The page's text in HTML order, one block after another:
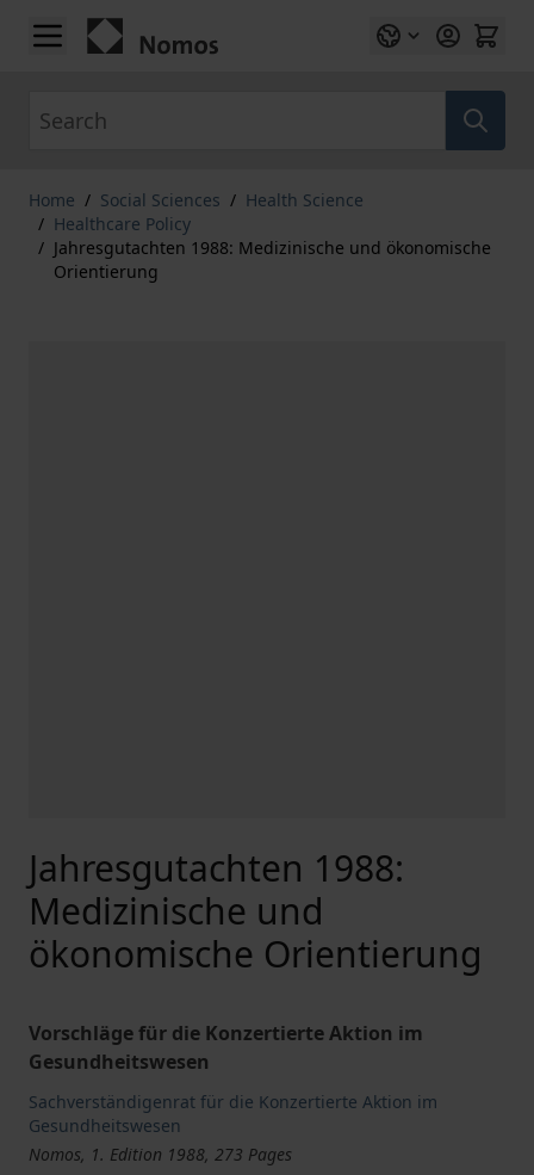
Skip to Content
Home / Social Sciences / Health Science
/ Healthcare Policy
/ Jahresgutachten 1988: Medizinische und ökonomische
Orientierung
Jahresgutachten 1988:
Medizinische und
ökonomische Orientierung
Vorschläge für die Konzertierte Aktion im
Gesundheitswesen
Sachverständigenrat für die Konzertierte Aktion im
Gesundheitswesen
Nomos, 1. Edition 1988, 273 Pages